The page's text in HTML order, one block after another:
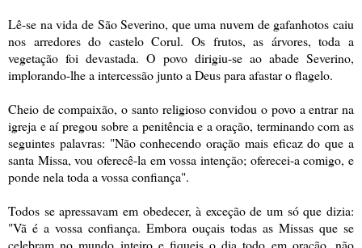
Lê-se na vida de São Severino, que uma nuvem de gafanhotos caiu
nos arredores do castelo Corul. Os frutos, as árvores, toda a
vegetação foi devastada. O povo dirigiu-se ao abade Severino,
implorando-lhe a intercessão junto a Deus para afastar o flagelo.
Cheio de compaixão, o santo religioso convidou o povo a entrar na
igreja e aí pregou sobre a penitência e a oração, terminando com as
seguintes palavras: "Não conhecendo oração mais eficaz do que a
santa Missa, vou oferecê-la em vossa intenção; oferecei-a comigo, e
ponde nela toda a vossa confiança".
Todos se apressavam em obedecer, à exceção de um só que dizia:
"Vã é a vossa confiança. Embora ouçais todas as Missas que se
celebram no mundo inteiro e fiqueis o dia todo em oração, não